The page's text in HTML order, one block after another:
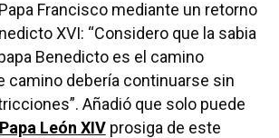
Francisco mediante un retorno
XVI: “Considero que la sabia
Benedicto es el camino
camino debería continuarse sin
Añadió que solo puede
Papa León XIVprosiga de este